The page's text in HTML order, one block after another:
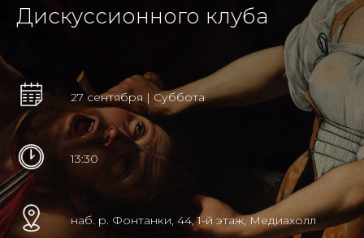
Дискуссионного клуба
27 сентября | Cуббота
13:30
наб. р. Фонтанки, 44, 1-й этаж, Медиахолл